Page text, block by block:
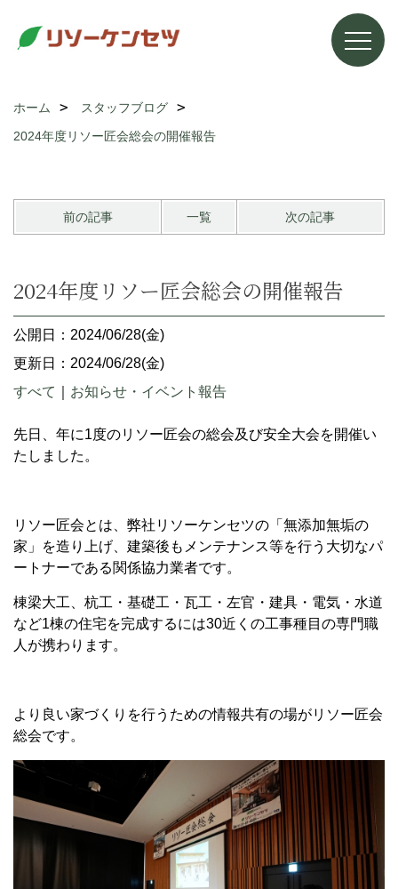
ホーム
スタッフブログ
2024年度リソー匠会総会の開催報告
前の記事 一覧 次の記事
2024年度リソー匠会総会の開催報告
公開日：2024/06/28(金)
更新日：2024/06/28(金)
すべて
お知らせ・イベント報告
先日、年に1度のリソー匠会の総会及び安全大会を開催い
たしました。
リソー匠会とは、弊社リソーケンセツの「無添加無垢の
家」を造り上げ、建築後もメンテナンス等を行う大切なパ
ートナーである関係協力業者です。
棟梁大工、杭工・基礎工・瓦工・左官・建具・電気・水道
など1棟の住宅を完成するには30近くの工事種目の専門職
人が携わります。
より良い家づくりを行うための情報共有の場がリソー匠会
総会です。